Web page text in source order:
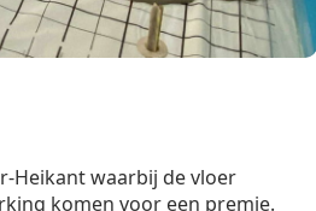
Heikant waarbij de vloer
komen voor een premie.